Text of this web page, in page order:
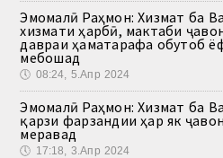
Эмомалӣ Раҳмон: Хизмат ба
хизмати ҳарбӣ, мактаби
давраи ҳаматарафа обутоб
мебошад
🕔 08:24, 5.Апр 2024
Эмомалӣ Раҳмон: Хизмат ба
қарзи фарзандии ҳар як
меравад
🕔 17:18, 3.Апр 2024